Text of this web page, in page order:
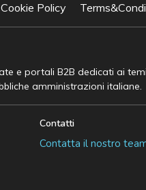
Policy
e portali B2B dedicati ai
amministrazioni italiane.
Contatti
Contatta il nostro